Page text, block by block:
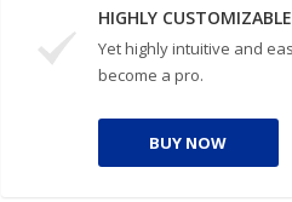
HIGHLY CUSTOMIZABLE
Yet highly intuitive and
become a pro.
BUY NOW